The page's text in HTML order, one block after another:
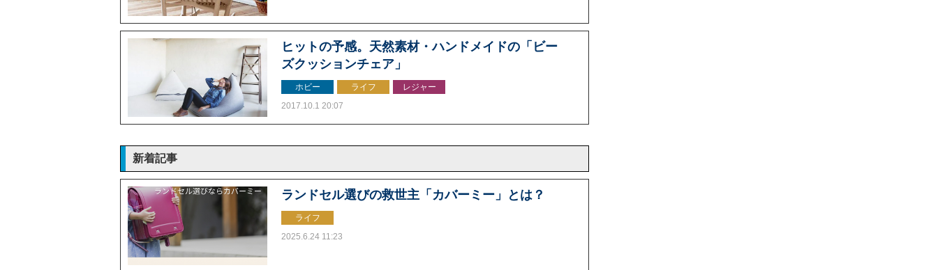
ヒットの予感。天然素材・ハンドメイドの「ビー
ズクッションチェア」
ホビー ライフ
レジャー
2017.10.1 20:07
新着記事
ランドセル選びの救世主「カバーミー」とは？
ライフ
2025.6.24 11:23